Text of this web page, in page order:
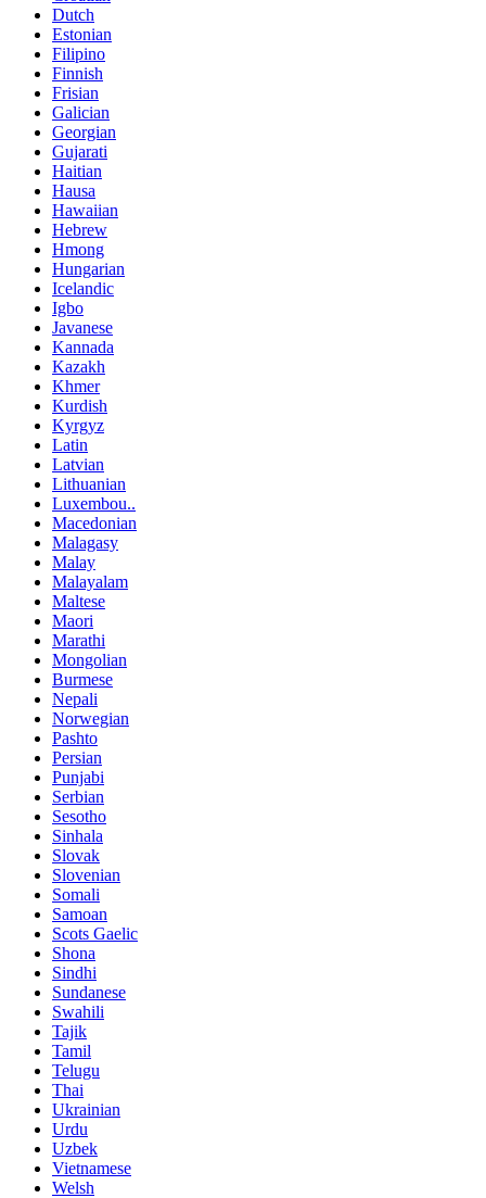
Dutch
Estonian
Filipino
Finnish
Frisian
Galician
Georgian
Gujarati
Haitian
Hausa
Hawaiian
Hebrew
Hmong
Hungarian
Icelandic
Igbo
Javanese
Kannada
Kazakh
Khmer
Kurdish
Kyrgyz
Latin
Latvian
Lithuanian
Luxembou..
Macedonian
Malagasy
Malay
Malayalam
Maltese
Maori
Marathi
Mongolian
Burmese
Nepali
Norwegian
Pashto
Persian
Punjabi
Serbian
Sesotho
Sinhala
Slovak
Slovenian
Somali
Samoan
Scots Gaelic
Shona
Sindhi
Sundanese
Swahili
Tajik
Tamil
Telugu
Thai
Ukrainian
Urdu
Uzbek
Vietnamese
Welsh